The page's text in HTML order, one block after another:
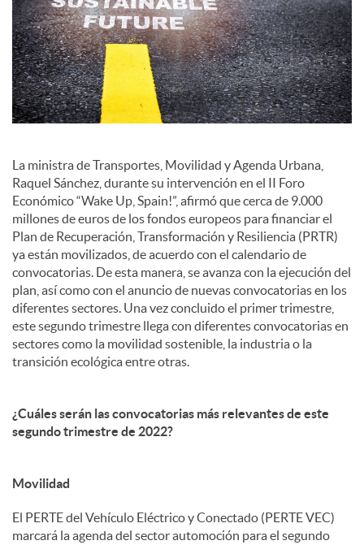
o
c
i
a
l
e
s
La ministra de Transportes, Movilidad y Agenda Urbana,
Raquel Sánchez, durante su intervención en el II Foro
Económico “Wake Up, Spain!”, afirmó que cerca de 9.000
millones de euros de los fondos europeos para financiar el
Plan de Recuperación, Transformación y Resiliencia (PRTR)
ya están movilizados, de acuerdo con el calendario de
convocatorias. De esta manera, se avanza con la ejecución del
plan, así como con el anuncio de nuevas convocatorias en los
diferentes sectores. Una vez concluido el primer trimestre,
este segundo trimestre llega con diferentes convocatorias en
sectores como la movilidad sostenible, la industria o la
transición ecológica entre otras.
¿Cuáles serán las convocatorias más relevantes de este
segundo trimestre de 2022?
Movilidad
El PERTE del Vehículo Eléctrico y Conectado (PERTE VEC)
marcará la agenda del sector automoción para el segundo